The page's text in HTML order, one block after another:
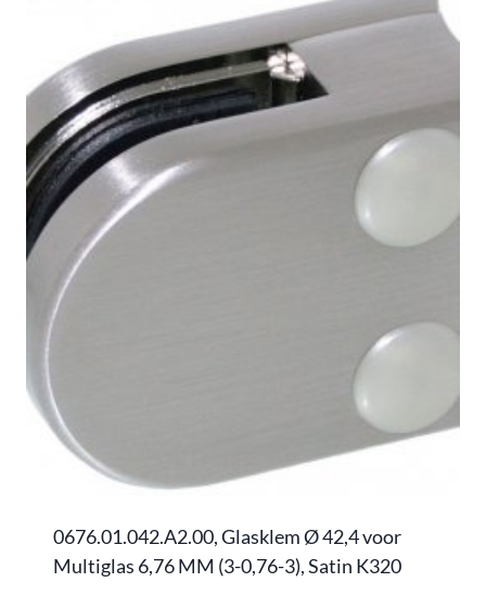
0676.01.042.A2.00, Glasklem Ø 42,4 voor
Multiglas 6,76 MM (3-0,76-3), Satin K320